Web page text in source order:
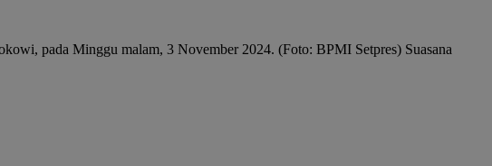
pada Minggu malam, 3 November 2024. (Foto: BPMI Setpres) Suasana